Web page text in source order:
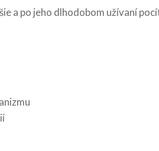
a po jeho dlhodobom užívaní